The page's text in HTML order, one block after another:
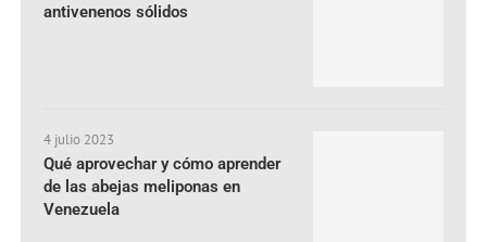
antivenenos sólidos
4 julio 2023
Qué aprovechar y cómo aprender
de las abejas meliponas en
Venezuela